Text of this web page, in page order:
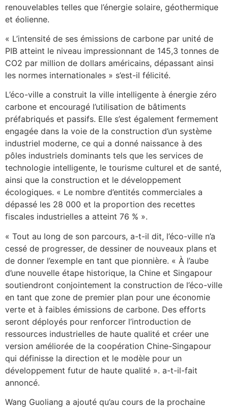
renouvelables telles que l’énergie solaire, géothermique
et éolienne.
« L’intensité de ses émissions de carbone par unité de
PIB atteint le niveau impressionnant de 145,3 tonnes de
CO2 par million de dollars américains, dépassant ainsi
les normes internationales » s’est-il félicité.
L’éco-ville a construit la ville intelligente à énergie zéro
carbone et encouragé l’utilisation de bâtiments
préfabriqués et passifs. Elle s’est également fermement
engagée dans la voie de la construction d’un système
industriel moderne, ce qui a donné naissance à des
pôles industriels dominants tels que les services de
technologie intelligente, le tourisme culturel et de santé,
ainsi que la construction et le développement
écologiques. « Le nombre d’entités commerciales a
dépassé les 28 000 et la proportion des recettes
fiscales industrielles a atteint 76 % ».
« Tout au long de son parcours, a-t-il dit, l’éco-ville n’a
cessé de progresser, de dessiner de nouveaux plans et
de donner l’exemple en tant que pionnière. « À l’aube
d’une nouvelle étape historique, la Chine et Singapour
soutiendront conjointement la construction de l’éco-ville
en tant que zone de premier plan pour une économie
verte et à faibles émissions de carbone. Des efforts
seront déployés pour renforcer l’introduction de
ressources industrielles de haute qualité et créer une
version améliorée de la coopération Chine-Singapour
qui définisse la direction et le modèle pour un
développement futur de haute qualité ». a-t-il-fait
annoncé.
Wang Guoliang a ajouté qu’au cours de la prochaine